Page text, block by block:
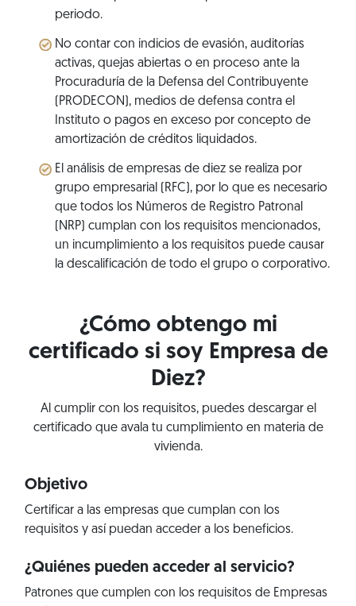
periodo.
No contar con indicios de evasión, auditorías
activas, quejas abiertas o en proceso ante la
Procuraduría de la Defensa del Contribuyente
(PRODECON), medios de defensa contra el
Instituto o pagos en exceso por concepto de
amortización de créditos liquidados.
El análisis de empresas de diez se realiza por
grupo empresarial (RFC), por lo que es necesario
que todos los Números de Registro Patronal
(NRP) cumplan con los requisitos mencionados,
un incumplimiento a los requisitos puede causar
la descalificación de todo el grupo o corporativo.
¿Cómo obtengo mi
certificado si soy Empresa de
Diez?
Al cumplir con los requisitos, puedes descargar el
certificado que avala tu cumplimiento en materia de
vivienda.
Objetivo
Certificar a las empresas que cumplan con los
requisitos y así puedan acceder a los beneficios.
¿Quiénes pueden acceder al servicio?
Patrones que cumplen con los requisitos de Empresas